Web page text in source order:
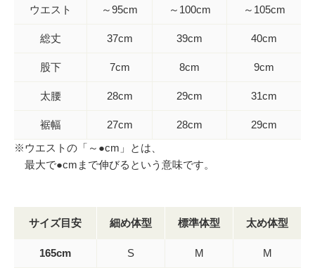
ウエスト ～95cm ～100cm ～105cm
総丈 37cm 39cm 40cm
股下 7cm 8cm 9cm
太腰 28cm 29cm 31cm
裾幅 27cm 28cm
29cm
※ウエストの「～●cm」とは、
最大で●cmまで伸びるという意味です。
サイズ目安 細め体型 標準体型 太め体型
165cm S M M